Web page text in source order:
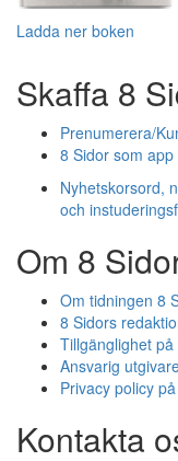
Ladda ner boken
Skaffa 8
Prenumerera/
8 Sidor som app
Nyhetskorsord,
och
Om 8
Om tidningen 8
8 Sidors
Tillgänglighet på
Ansvarig
Privacy policy
Kontakta